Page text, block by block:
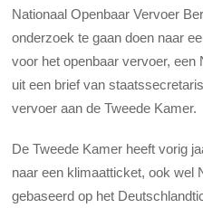
Nationaal Openbaar Vervoer
onderzoek te gaan doen naar
voor het openbaar vervoer,
uit een brief van
vervoer aan de Tweede Kamer.
De Tweede Kamer heeft vorig
naar een klimaatticket, ook wel
gebaseerd op het